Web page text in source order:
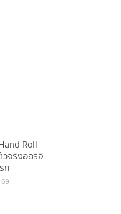
Roll
จริงออริจิ
ก